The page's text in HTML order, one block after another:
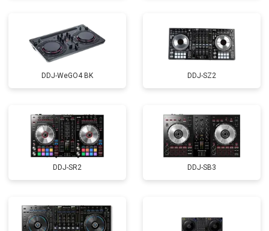
DDJ-WeGO4 BK DDJ-SZ2
DDJ-SR2 DDJ-SB3